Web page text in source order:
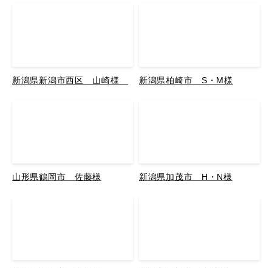
新潟県新潟市西区 山崎様 新潟県柏崎市 S・M様
山形県鶴岡市 佐藤様 新潟県加茂市 H・N様